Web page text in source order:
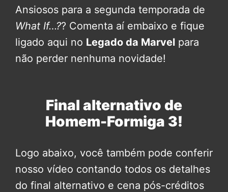
Ansiosos para a segunda temporada de
What If…?? Comenta aí embaixo e fique
ligado aqui no Legado da Marvel para
não perder nenhuma novidade!
Final alternativo de
Homem-Formiga 3!
Logo abaixo, você também pode conferir
nosso vídeo contando todos os detalhes
do final alternativo e cena pós-créditos